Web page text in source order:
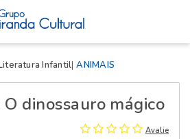
Infantil ANIMAIS
dinossauro mágico
Avalie